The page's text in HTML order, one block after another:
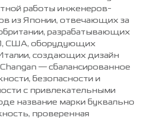
работы инженеров-
из Японии, отвечающих за
разрабатывающих
США, оборудующих
создающих дизайн
— сбалансированное
безопасности и
с привлекательными
название марки буквально
проверенная